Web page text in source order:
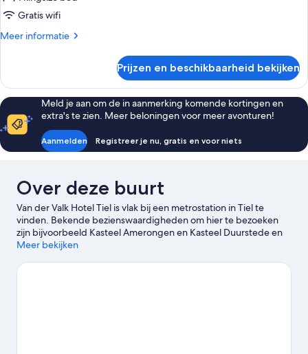
Gratis wifi
Meer informatie
Meer
Prijzen en beschikbaarheid bekijken
Meld je aan om de in aanmerking komende kortingen en
extra's te zien. Meer beloningen voor meer avonturen!
Aanmelden Registreer je nu, gratis en voor niets
Over deze buurt
Van der Valk Hotel Tiel is vlak bij een metrostation in Tiel te
vinden. Bekende bezienswaardigheden om hier te bezoeken
zijn bijvoorbeeld Kasteel Amerongen en Kasteel Duurstede en
er zijn ook nog andere populaire trekpleisters in de omgeving,
een bezoek aan Beldert Beach en Sint-Cunerakerk is sterk
Meer bekijken